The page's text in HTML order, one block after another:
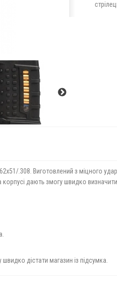
.308. Виготовлений з міцного
дають змогу швидко
дістати магазин із підсумка.